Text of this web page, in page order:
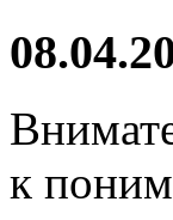
к